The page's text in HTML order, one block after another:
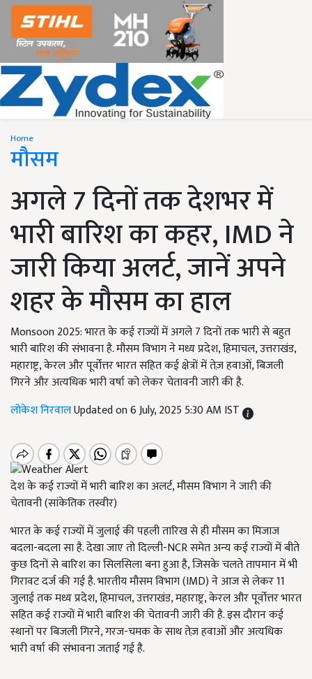
Home
मौसम
अगले 7 दिनों तक देशभर में
भारी बारिश का कहर, IMD ने
जारी किया अलर्ट, जानें अपने
शहर के मौसम का हाल
Monsoon 2025: भारत के कई राज्यों में अगले 7 दिनों तक भारी से बहुत
भारी बारिश की संभावना है. मौसम विभाग ने मध्य प्रदेश, हिमाचल, उत्तराखंड,
महाराष्ट्र, केरल और पूर्वोत्तर भारत सहित कई क्षेत्रों में तेज़ हवाओं, बिजली
गिरने और अत्यधिक भारी वर्षा को लेकर चेतावनी जारी की है.
लोकेश निरवालUpdated on 6 July, 2025 5:30 AM IST
देश के कई राज्यों में भारी बारिश का अलर्ट, मौसम विभाग ने जारी की
चेतावनी (सांकेतिक तस्वीर)
भारत के कई राज्यों में जुलाई की पहली तारिख से ही मौसम का मिजाज
बदला-बदला सा है. देखा जाए तो दिल्ली-NCR समेत अन्य कई राज्यों में बीते
कुछ दिनों से बारिश का सिलसिला बना हुआ है, जिसके चलते तापमान में भी
गिरावट दर्ज की गई है. भारतीय मौसम विभाग (IMD) ने आज से लेकर 11
जुलाई तक मध्य प्रदेश, हिमाचल, उत्तराखंड, महाराष्ट्र, केरल और पूर्वोत्तर भारत
सहित कई राज्यों में भारी बारिश की चेतावनी जारी की है. इस दौरान कई
स्थानों पर बिजली गिरने, गरज-चमक के साथ तेज़ हवाओं और अत्यधिक
भारी वर्षा की संभावना जताई गई है.